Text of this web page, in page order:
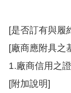
[是否訂有與履
[廠商應附具之
1.廠商信用之證
[附加說明]